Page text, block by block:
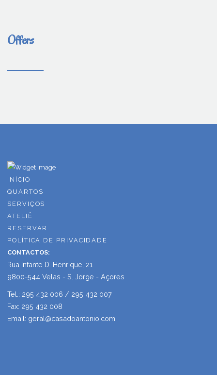
Offers
INÍCIO
QUARTOS
SERVIÇOS
ATELIÊ
RESERVAR
POLÍTICA DE PRIVACIDADE
CONTACTOS:
Rua Infante D. Henrique, 21
9800-544 Velas - S. Jorge - Açores
Tel.: 295 432 006 / 295 432 007
Fax: 295 432 008
Email: geral@casadoantonio.com